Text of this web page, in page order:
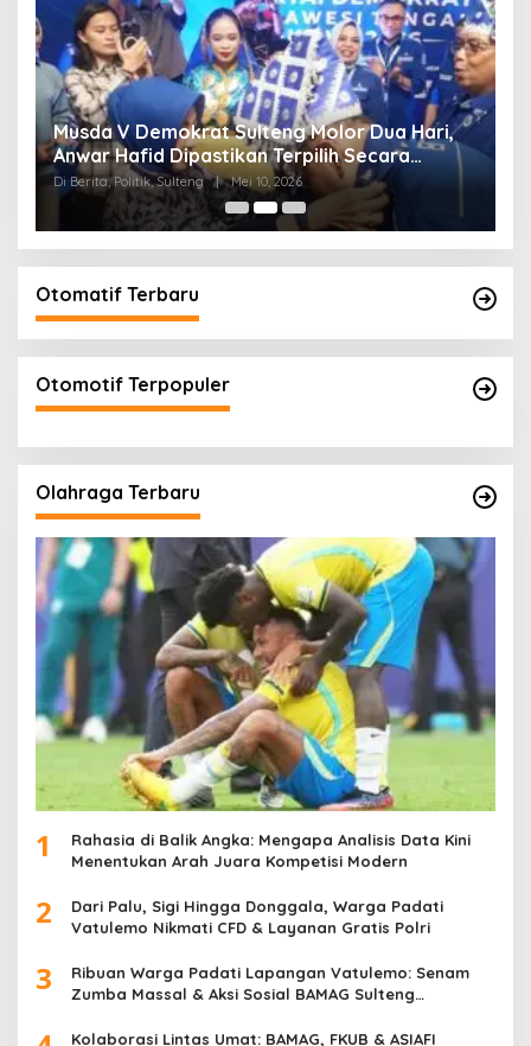
Musda V Demokrat Sulteng Molor Dua Hari,
Anwar Hafid Dipastikan Terpilih Secara
Aklamasi
Di Berita, Politik, Sulteng | Mei 10, 2026
Otomatif Terbaru
Otomotif Terpopuler
Olahraga Terbaru
1
Rahasia di Balik Angka: Mengapa Analisis Data Kini
Menentukan Arah Juara Kompetisi Modern
2
Dari Palu, Sigi Hingga Donggala, Warga Padati
Vatulemo Nikmati CFD & Layanan Gratis Polri
3
Ribuan Warga Padati Lapangan Vatulemo: Senam
Zumba Massal & Aksi Sosial BAMAG Sulteng
Kolaborasi Lintas Umat: BAMAG, FKUB & ASIAFI